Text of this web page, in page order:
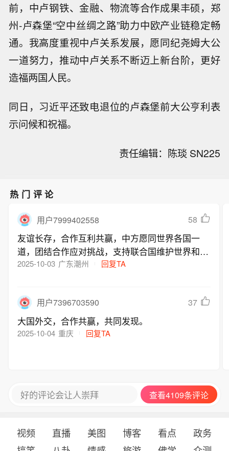
前，中卢钢铁、金融、物流等合作成果丰硕，郑
州-卢森堡“空中丝绸之路”助力中欧产业链稳定畅
通。我高度重视中卢关系发展，愿同纪尧姆大公
一道努力，推动中卢关系不断迈上新台阶，更好
造福两国人民。
同日，习近平还致电退位的卢森堡前大公亨利表
示问候和祝福。
责任编辑：陈琰 SN225
热门评论
用户7999402558 58
友谊长存，合作互利共赢，中方愿同世界各国一
道，团结合作应对挑战，支持联合国维护世界和平
和国际公平正义，推动构建人类命运共同体。
2025-10-03 广东潮州 回复TA
用户7396703590 37
大国外交，合作共赢，共同发现。
2025-10-04 重庆 回复TA
好的评论会让人崇拜 查看4109条评论
视频 直播 美图 博客 看点
政务